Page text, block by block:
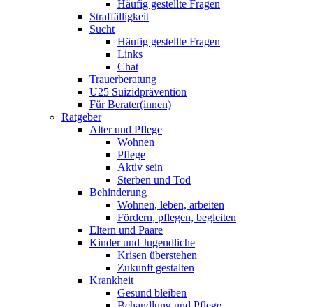
Häufig gestellte Fragen
Straffälligkeit
Sucht
Häufig gestellte Fragen
Links
Chat
Trauerberatung
U25 Suizidprävention
Für Berater(innen)
Ratgeber
Alter und Pflege
Wohnen
Pflege
Aktiv sein
Sterben und Tod
Behinderung
Wohnen, leben, arbeiten
Fördern, pflegen, begleiten
Eltern und Paare
Kinder und Jugendliche
Krisen überstehen
Zukunft gestalten
Krankheit
Gesund bleiben